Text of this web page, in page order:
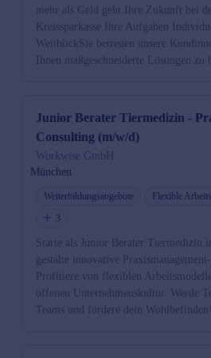
mehr als Geld geht.Ihre Zukunft bei
Kreissparkasse.Ihre Aufgaben
WeitblickSie betreuen unsere
Ihnen maßgeschneiderte Lösungen zu
Junior Berater Tiermedizin -
Consulting (m/w/d)
Workwise GmbH
München
Weiterbildungsangebote Flexible
3
Starte als Junior Berater Tiermedizin
gestalte innovative Praxismanagement-
Profitiere von flexiblen
offenen Unternehmenskultur. Werde
Teams und fördere dein Wohlbefinden!